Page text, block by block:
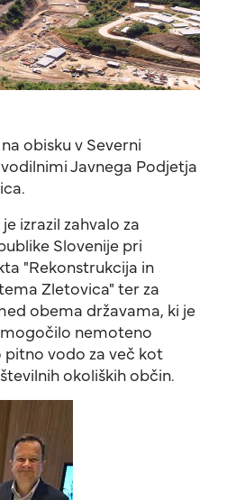
obisku v Severni
Javnega Podjetja
izrazil zahvalo za
Slovenije pri
"Rekonstrukcija in
Zletovica" ter za
obema državama, ki je
nemoteno
vodo za več kot
okoliških občin.